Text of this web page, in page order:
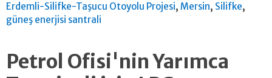
Erdemli-Silifke-Taşucu Otoyolu Projesi, Mersin, Silifke,
güneş enerjisi santrali
Petrol Ofisi'nin Yarımca